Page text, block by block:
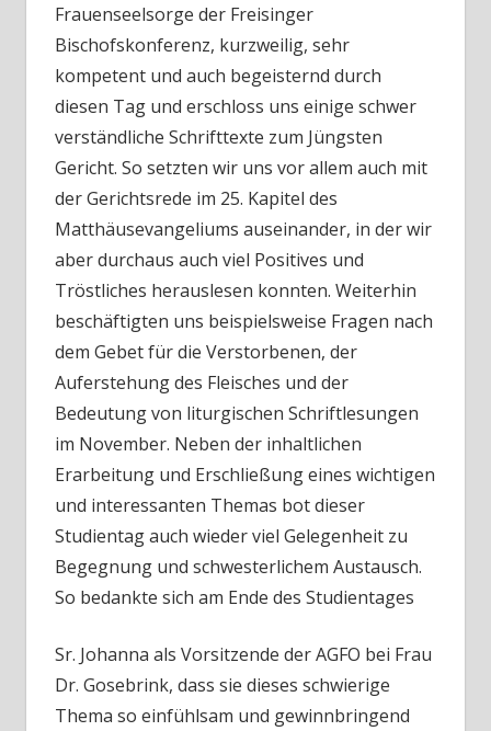
Frauenseelsorge der Freisinger
Bischofskonferenz, kurzweilig, sehr
kompetent und auch begeisternd durch
diesen Tag und erschloss uns einige schwer
verständliche Schrifttexte zum Jüngsten
Gericht. So setzten wir uns vor allem auch mit
der Gerichtsrede im 25. Kapitel des
Matthäusevangeliums auseinander, in der wir
aber durchaus auch viel Positives und
Tröstliches herauslesen konnten. Weiterhin
beschäftigten uns beispielsweise Fragen nach
dem Gebet für die Verstorbenen, der
Auferstehung des Fleisches und der
Bedeutung von liturgischen Schriftlesungen
im November. Neben der inhaltlichen
Erarbeitung und Erschließung eines wichtigen
und interessanten Themas bot dieser
Studientag auch wieder viel Gelegenheit zu
Begegnung und schwesterlichem Austausch.
So bedankte sich am Ende des Studientages
Sr. Johanna als Vorsitzende der AGFO bei Frau
Dr. Gosebrink, dass sie dieses schwierige
Thema so einfühlsam und gewinnbringend